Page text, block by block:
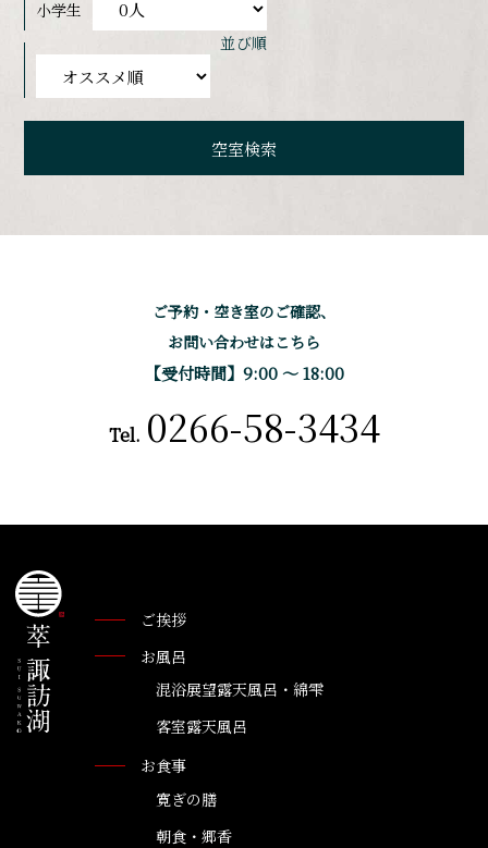
小学生
並び順
ご予約・空き室のご確認、
お問い合わせはこちら
【受付時間】9:00 〜 18:00
Tel. 0266-58-3434
ご挨拶
お風呂
混浴展望露天風呂・綿雫
客室露天風呂
お食事
寛ぎの膳
朝食・郷香